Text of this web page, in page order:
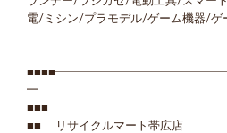
電/ミシン/プラモデル/ゲーム機器/ゲ
━
■■■
■■ リサイクルマート帯広店